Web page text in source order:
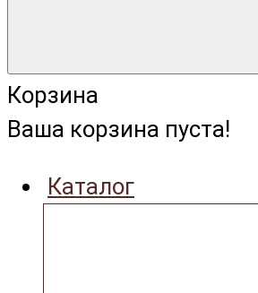
Корзина
Ваша корзина пуста!
Каталог